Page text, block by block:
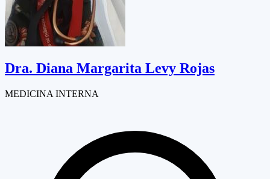
Dra. Diana Margarita Levy Rojas
MEDICINA INTERNA